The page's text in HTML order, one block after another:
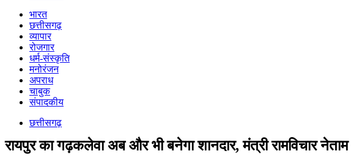
भारत
छत्तीसगढ़
व्यापार
रोजगार
धर्म-संस्कृति
मनोरंजन
अपराध
चाबुक
संपादकीय
छत्तीसगढ़
रायपुर का गढ़कलेवा अब और भी बनेगा शानदार, मंत्री रामविचार